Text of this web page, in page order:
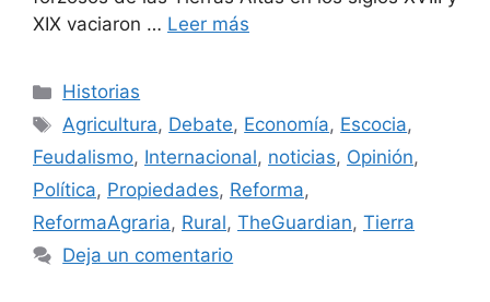
XIX vaciaron … Leer más
Categorías
Historias
Etiquetas
Agricultura, Debate, Economía, Escocia,
Feudalismo, Internacional, noticias, Opinión,
Política, Propiedades, Reforma,
ReformaAgraria, Rural, TheGuardian, Tierra
Deja un comentario